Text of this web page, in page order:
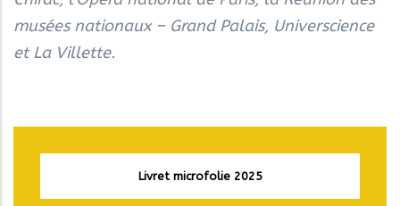
musées nationaux – Grand Palais, Universcience
et La Villette.
Livret microfolie 2025